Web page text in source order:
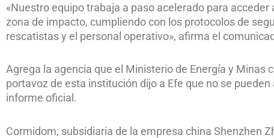
«Nuestro equipo trabaja a paso acelerado para
zona de impacto, cumpliendo con los protocolos de
rescatistas y el personal operativo», afirma el
Agrega la agencia que el Ministerio de Energía y Minas
portavoz de esta institución dijo a Efe que no se
informe oficial.
Cormidom, subsidiaria de la empresa china Shenzhen